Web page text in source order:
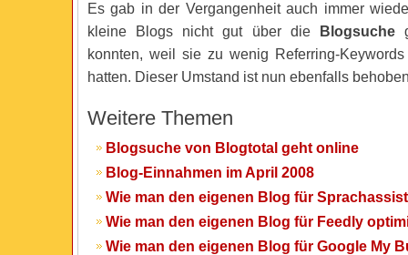
Es gab in der Vergangenheit auch immer
kleine Blogs nicht gut über die
Blogsuche
konnten, weil sie zu wenig Referring-
hatten. Dieser Umstand ist nun ebenfalls
Weitere Themen
Blogsuche von Blogtotal geht online
Blog-Einnahmen im April 2008
Wie man den eigenen Blog für
Wie man den eigenen Blog für Feedly
Wie man den eigenen Blog für Google My